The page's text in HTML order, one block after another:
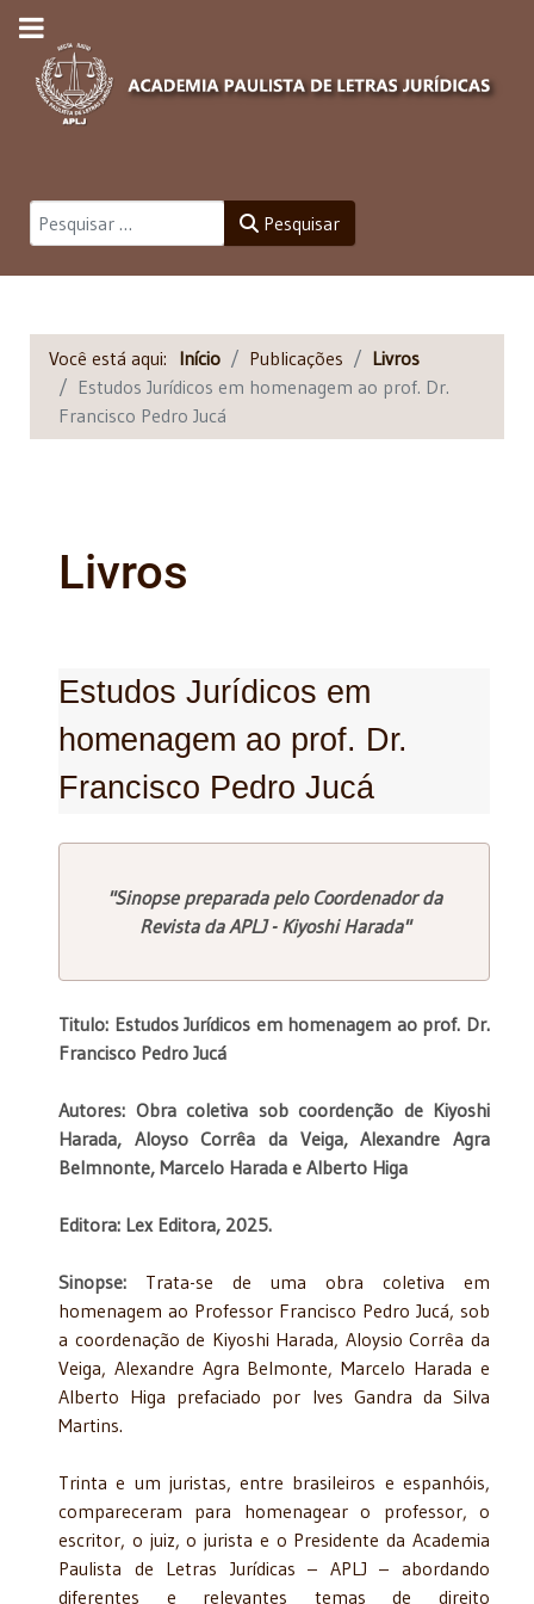
Pesquisar Pesquisar
Você está aqui: Início Publicações
Livros
Estudos Jurídicos em homenagem ao prof. Dr.
Francisco Pedro Jucá
Livros
Estudos Jurídicos em
homenagem ao prof. Dr.
Francisco Pedro Jucá
"Sinopse preparada pelo Coordenador da
Revista da APLJ - Kiyoshi Harada"
Titulo: Estudos Jurídicos em homenagem ao prof. Dr.
Francisco Pedro Jucá
Autores: Obra coletiva sob coordenção de Kiyoshi
Harada, Aloyso Corrêa da Veiga, Alexandre Agra
Belmnonte, Marcelo Harada e Alberto Higa
Editora: Lex Editora, 2025.
Sinopse: Trata-se de uma obra coletiva em
homenagem ao Professor Francisco Pedro Jucá, sob
a coordenação de Kiyoshi Harada, Aloysio Corrêa da
Veiga, Alexandre Agra Belmonte, Marcelo Harada e
Alberto Higa prefaciado por Ives Gandra da Silva
Martins.
Trinta e um juristas, entre brasileiros e espanhóis,
compareceram para homenagear o professor, o
escritor, o juiz, o jurista e o Presidente da Academia
Paulista de Letras Jurídicas – APLJ – abordando
diferentes e relevantes temas de direito